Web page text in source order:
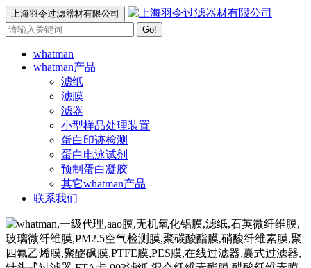
上海羽令过滤器材有限公司
Go!
whatman
whatman产品
滤纸
滤膜
滤器
小型样品处理装置
蛋白印迹检测
蛋白电泳试剂
预制蛋白凝胶
其它whatman产品
联系我们